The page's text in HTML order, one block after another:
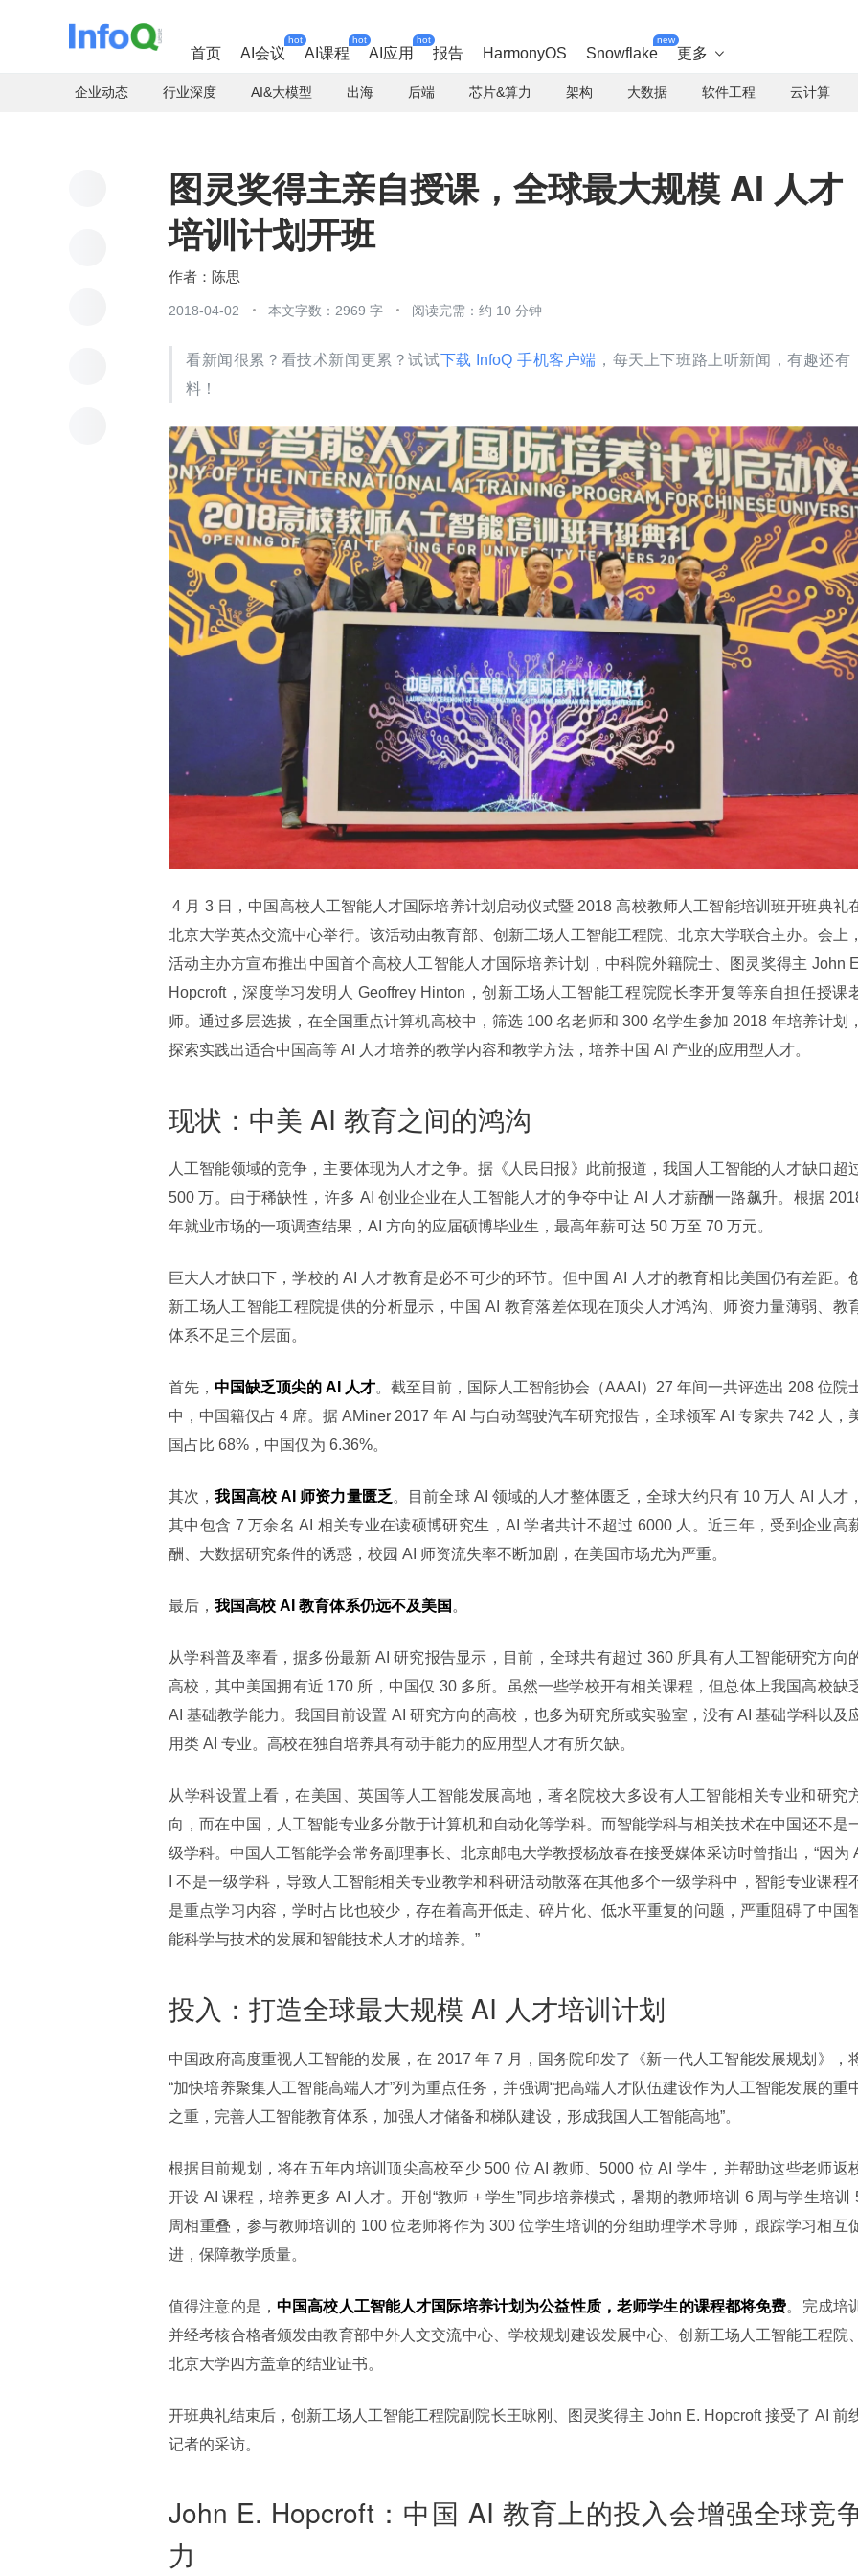
首页 AI会议
hot
AI课程
hot
AI应用
hot
报告 HarmonyOS Snowflake
new
更多 
企业动态 行业深度 AI&大模型 出海 后端 芯片&算力 架构 大数据 软件工程 云计算
图灵奖得主亲自授课，全球最大规模 AI 人才
培训计划开班
陈思
2018-04-02 本文字数：2969 字 阅读完需：约 10 分钟
看新闻很累？看技术新闻更累？试试下载 InfoQ 手机客户端 ，每天上下班路上听新闻，有趣还有
料！
4 月 3 日，中国高校人工智能人才国际培养计划启动仪式暨 2018 高校教师人工智能培训班开班典礼在
北京大学英杰交流中心举行。该活动由教育部、创新工场人工智能工程院、北京大学联合主办。会上，
活动主办方宣布推出中国首个高校人工智能人才国际培养计划，中科院外籍院士、图灵奖得主 John
Hopcroft，深度学习发明人 Geoffrey Hinton，创新工场人工智能工程院院长李开复等亲自担任授课
师。通过多层选拔，在全国重点计算机高校中，筛选 100 名老师和 300 名学生参加 2018 年培养计划，
探索实践出适合中国高等 AI 人才培养的教学内容和教学方法，培养中国 AI 产业的应用型人才。
现状：中美 AI 教育之间的鸿沟
人工智能领域的竞争，主要体现为人才之争。据《人民日报》此前报道，我国人工智能的人才缺口超
500 万。由于稀缺性，许多 AI 创业企业在人工智能人才的争夺中让 AI 人才薪酬一路飙升。根据
年就业市场的一项调查结果，AI 方向的应届硕博毕业生，最高年薪可达 50 万至 70 万元。
巨大人才缺口下，学校的 AI 人才教育是必不可少的环节。但中国 AI 人才的教育相比美国仍有差距。
新工场人工智能工程院提供的分析显示，中国 AI 教育落差体现在顶尖人才鸿沟、师资力量薄弱、教
体系不足三个层面。
首先， 中国缺乏顶尖的 AI 人才。截至目前，国际人工智能协会（AAAI）27 年间一共评选出 208 位院
中，中国籍仅占 4 席。据 AMiner 2017 年 AI 与自动驾驶汽车研究报告，全球领军 AI 专家共 742 人，
国占比 68%，中国仅为 6.36%。
其次，我国高校 AI 师资力量匮乏 。目前全球 AI 领域的人才整体匮乏，全球大约只有 10 万人 AI 人才，
其中包含 7 万余名 AI 相关专业在读硕博研究生，AI 学者共计不超过 6000 人。近三年，受到企业高
酬、大数据研究条件的诱惑，校园 AI 师资流失率不断加剧，在美国市场尤为严重。
最后， 我国高校 AI 教育体系仍远不及美国 。
从学科普及率看，据多份最新 AI 研究报告显示，目前，全球共有超过 360 所具有人工智能研究方向
高校，其中美国拥有近 170 所，中国仅 30 多所。虽然一些学校开有相关课程，但总体上我国高校缺
AI 基础教学能力。我国目前设置 AI 研究方向的高校，也多为研究所或实验室，没有 AI 基础学科以及
用类 AI 专业。高校在独自培养具有动手能力的应用型人才有所欠缺。
从学科设置上看，在美国、英国等人工智能发展高地，著名院校大多设有人工智能相关专业和研究
向，而在中国，人工智能专业多分散于计算机和自动化等学科。而智能学科与相关技术在中国还不是
级学科。中国人工智能学会常务副理事长、北京邮电大学教授杨放春在接受媒体采访时曾指出，“因为
I 不是一级学科，导致人工智能相关专业教学和科研活动散落在其他多个一级学科中，智能专业课程
是重点学习内容，学时占比也较少，存在着高开低走、碎片化、低水平重复的问题，严重阻碍了中国
能科学与技术的发展和智能技术人才的培养。”
投入：打造全球最大规模 AI 人才培训计划
中国政府高度重视人工智能的发展，在 2017 年 7 月，国务院印发了《新一代人工智能发展规划》，
“加快培养聚集人工智能高端人才”列为重点任务，并强调“把高端人才队伍建设作为人工智能发展的重
之重，完善人工智能教育体系，加强人才储备和梯队建设，形成我国人工智能高地”。
根据目前规划，将在五年内培训顶尖高校至少 500 位 AI 教师、5000 位 AI 学生，并帮助这些老师返
开设 AI 课程，培养更多 AI 人才。开创“教师 + 学生”同步培养模式，暑期的教师培训 6 周与学生培训
周相重叠，参与教师培训的 100 位老师将作为 300 位学生培训的分组助理学术导师，跟踪学习相互
进，保障教学质量。
值得注意的是， 中国高校人工智能人才国际培养计划为公益性质，老师学生的课程都将免费。完成培训
并经考核合格者颁发由教育部中外人文交流中心、学校规划建设发展中心、创新工场人工智能工程院、
北京大学四方盖章的结业证书。
开班典礼结束后，创新工场人工智能工程院副院长王咏刚、图灵奖得主 John E. Hopcroft 接受了 AI 前
记者的采访。
John E. Hopcroft：中国 AI 教育上的投入会增强全球竞
力